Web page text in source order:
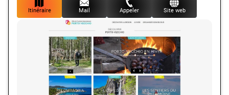
Itinéraire Mail Appeler Site web